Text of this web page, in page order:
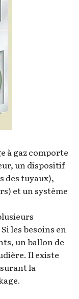
à gaz comporte
un dispositif
des tuyaux),
et un système
les besoins en
un ballon de
Il existe
la